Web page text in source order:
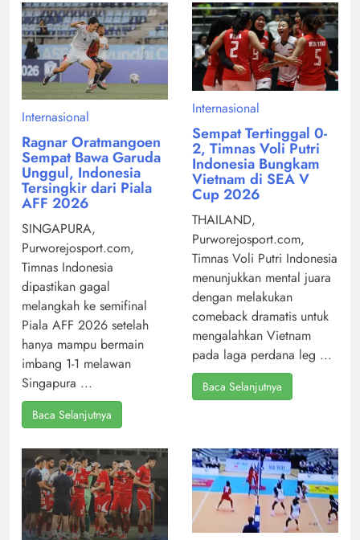
Internasional
Ragnar Oratmangoen
Sempat Bawa Garuda
Unggul, Indonesia
Tersingkir dari Piala
AFF 2026
SINGAPURA,
Purworejosport.com,
Timnas Indonesia
dipastikan gagal
melangkah ke semifinal
Piala AFF 2026 setelah
hanya mampu bermain
imbang 1-1 melawan
Singapura ...
Baca Selanjutnya
Internasional
Sempat Tertinggal 0-
2, Timnas Voli Putri
Indonesia Bungkam
Vietnam di SEA V
Cup 2026
THAILAND,
Purworejosport.com,
Timnas Voli Putri Indonesia
menunjukkan mental juara
dengan melakukan
comeback dramatis untuk
mengalahkan Vietnam
pada laga perdana leg ...
Baca Selanjutnya